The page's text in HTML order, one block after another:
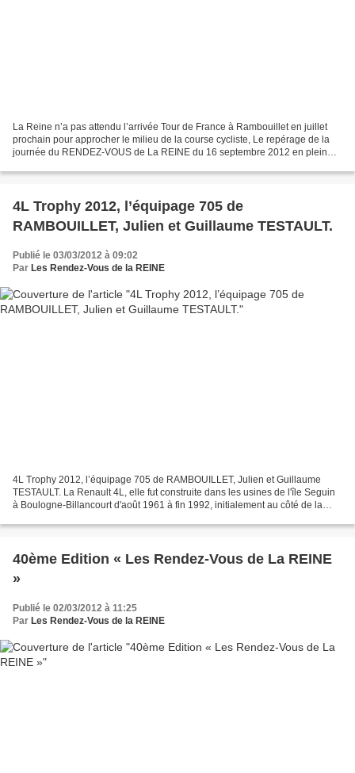
La Reine n’a pas attendu l’arrivée Tour de France à Rambouillet en juillet
prochain pour approcher le milieu de la course cycliste, Le repérage de la
journée du RENDEZ-VOUS de La REINE du 16 septembre 2012 en plein
4L Trophy 2012, l’équipage 705 de
RAMBOUILLET, Julien et Guillaume TESTAULT.
Publié le 03/03/2012 à 09:02
Par Les Rendez-Vous de la REINE
4L Trophy 2012, l’équipage 705 de RAMBOUILLET, Julien et Guillaume
TESTAULT. La Renault 4L, elle fut construite dans les usines de l'île Seguin
à Boulogne-Billancourt d'août 1961 à fin 1992, initialement au côté de la
40ème Edition « Les Rendez-Vous de La REINE
»
Publié le 02/03/2012 à 11:25
Par Les Rendez-Vous de la REINE